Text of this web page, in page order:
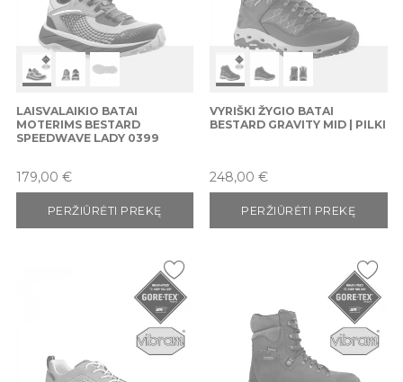
LAISVALAIKIO BATAI
MOTERIMS BESTARD
SPEEDWAVE LADY 0399
Kaina
179,00 €
PERŽIŪRĖTI PREKĘ
VYRIŠKI ŽYGIO BATAI
BESTARD GRAVITY MID | PILKI
Kaina
248,00 €
PERŽIŪRĖTI PREKĘ